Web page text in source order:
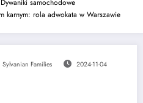
Dywaniki samochodowe
karnym: rola adwokata w Warszawie
Sylvanian Families 2024-11-04